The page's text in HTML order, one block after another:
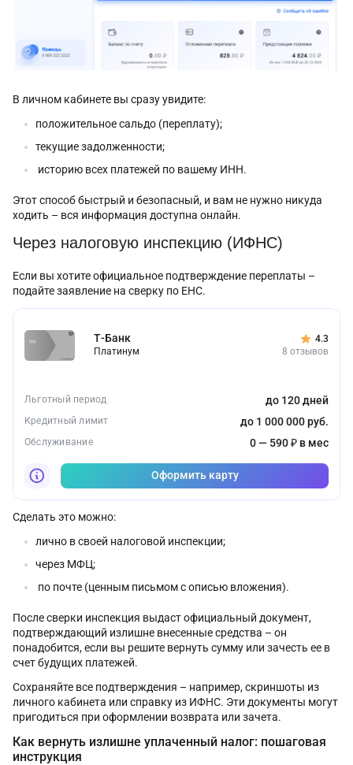
В личном кабинете вы сразу увидите:
положительное сальдо (переплату);
текущие задолженности;
историю всех платежей по вашему ИНН.
Этот способ быстрый и безопасный, и вам не нужно никуда
ходить – вся информация доступна онлайн.
Через налоговую инспекцию (ИФНС)
Если вы хотите официальное подтверждение переплаты –
подайте заявление на сверку по ЕНС.
Т-Банк
Платинум
4.3
8 отзывов
Льготный период до 120 дней
Кредитный лимит до 1 000 000 руб.
Обслуживание 0 — 590 ₽ в мес
Оформить карту
Сделать это можно:
лично в своей налоговой инспекции;
через МФЦ;
по почте (ценным письмом с описью вложения).
После сверки инспекция выдаст официальный документ,
подтверждающий излишне внесенные средства – он
понадобится, если вы решите вернуть сумму или зачесть ее в
счет будущих платежей.
Сохраняйте все подтверждения – например, скриншоты из
личного кабинета или справку из ИФНС. Эти документы могут
пригодиться при оформлении возврата или зачета.
Как вернуть излишне уплаченный налог: пошаговая
инструкция